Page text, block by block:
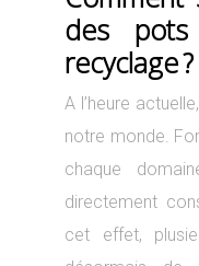
des
recyclage ?
A l’heure
notre monde.
chaque
directement
cet effet,